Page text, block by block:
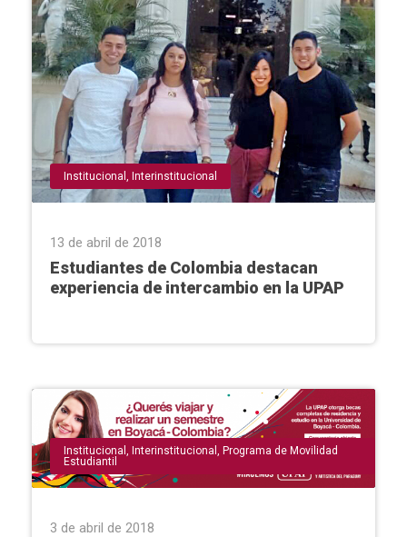
Institucional Interinstitucional
13 de abril de 2018
Estudiantes de Colombia destacan
experiencia de intercambio en la UPAP
Institucional Interinstitucional
Programa de Movilidad
Estudiantil
3 de abril de 2018